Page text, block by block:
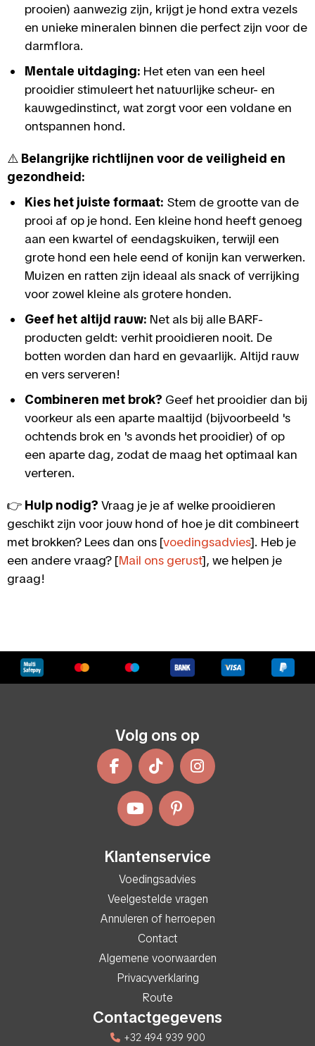
prooien) aanwezig zijn, krijgt je hond extra vezels
en unieke mineralen binnen die perfect zijn voor de
darmflora.
Mentale uitdaging: Het eten van een heel
prooidier stimuleert het natuurlijke scheur- en
kauwgedinstinct, wat zorgt voor een voldane en
ontspannen hond.
⚠️ Belangrijke richtlijnen voor de veiligheid en
gezondheid:
Kies het juiste formaat: Stem de grootte van de
prooi af op je hond. Een kleine hond heeft genoeg
aan een kwartel of eendagskuiken, terwijl een
grote hond een hele eend of konijn kan verwerken.
Muizen en ratten zijn ideaal als snack of verrijking
voor zowel kleine als grotere honden.
Geef het altijd rauw: Net als bij alle BARF-
producten geldt: verhit prooidieren nooit. De
botten worden dan hard en gevaarlijk. Altijd rauw
en vers serveren!
Combineren met brok? Geef het prooidier dan bij
voorkeur als een aparte maaltijd (bijvoorbeeld 's
ochtends brok en 's avonds het prooidier) of op
een aparte dag, zodat de maag het optimaal kan
verteren.
👉 Hulp nodig? Vraag je je af welke prooidieren
geschikt zijn voor jouw hond of hoe je dit combineert
met brokken? Lees dan ons [voedingsadvies]. Heb je
een andere vraag? [Mail ons gerust], we helpen je
graag!
Volg ons op
Klantenservice
Voedingsadvies
Veelgestelde vragen
Annuleren of herroepen
Contact
Algemene voorwaarden
Privacyverklaring
Route
Contactgegevens
+32 494 939 900